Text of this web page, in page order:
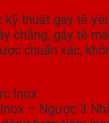
thuật gây tê
chằng, gây tê
chuẩn xác,
– Ngược 3